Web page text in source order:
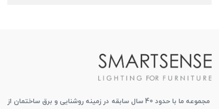
مجموعه ما با حدود 40 سال سابقه در زمینه روشنایی و برق ساختمان از